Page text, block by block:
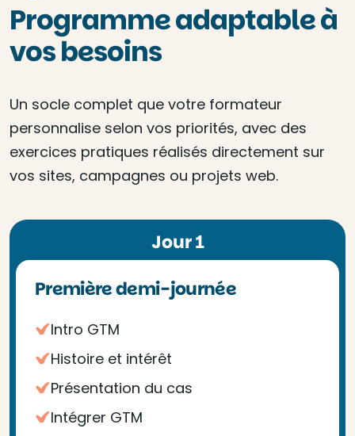
Programme adaptable à
vos besoins
Un socle complet que votre formateur
personnalise selon vos priorités, avec des
exercices pratiques réalisés directement sur
vos sites, campagnes ou projets web.
Jour 1
Première demi-journée
Intro GTM
Histoire et intérêt
Présentation du cas
Intégrer GTM